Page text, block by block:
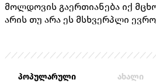
მოლდოვის გაერთიანება იქ
არის თუ არა ეს მსხვერპლი
პოპულარული ახალი